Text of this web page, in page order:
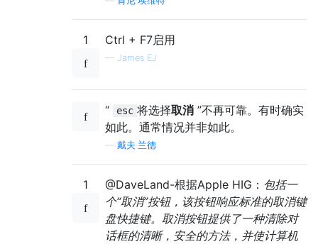
1 Ctrl + F7启用
— James EJ
“ esc 将选择取消 ”不再可靠。有时确实
如此。通常情况并非如此。
戴夫·兰德
1 @DaveLand-根据Apple HIG： 包括一
个“取消”按钮，该按钮响应标准的取消键
盘快捷键。取消按钮提供了一种清除对
话框的清晰，安全的方法，并使计算机